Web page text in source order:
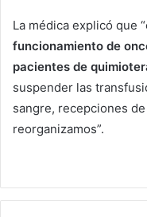
La médica explicó que
funcionamiento de
pacientes de
suspender las
sangre, recepciones
reorganizamos”.